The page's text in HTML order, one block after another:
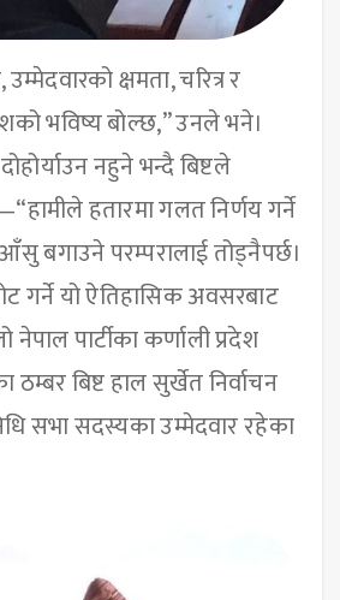
क्षमता, चरित्र र
भविष्य बोल्छ,” उनले भने।
नहुने भन्दै बिष्टले
हतारमा गलत निर्णय गर्ने
बगाउने परम्परालाई तोड्नैपर्छ।
गर्ने यो ऐतिहासिक अवसरबाट
पार्टीका कर्णाली प्रदेश
बिष्ट हाल सुर्खेत निर्वाचन
सभा सदस्यका उम्मेदवार रहेका